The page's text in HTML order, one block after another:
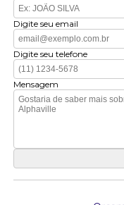
Digite seu email
Digite seu telefone
Mensagem